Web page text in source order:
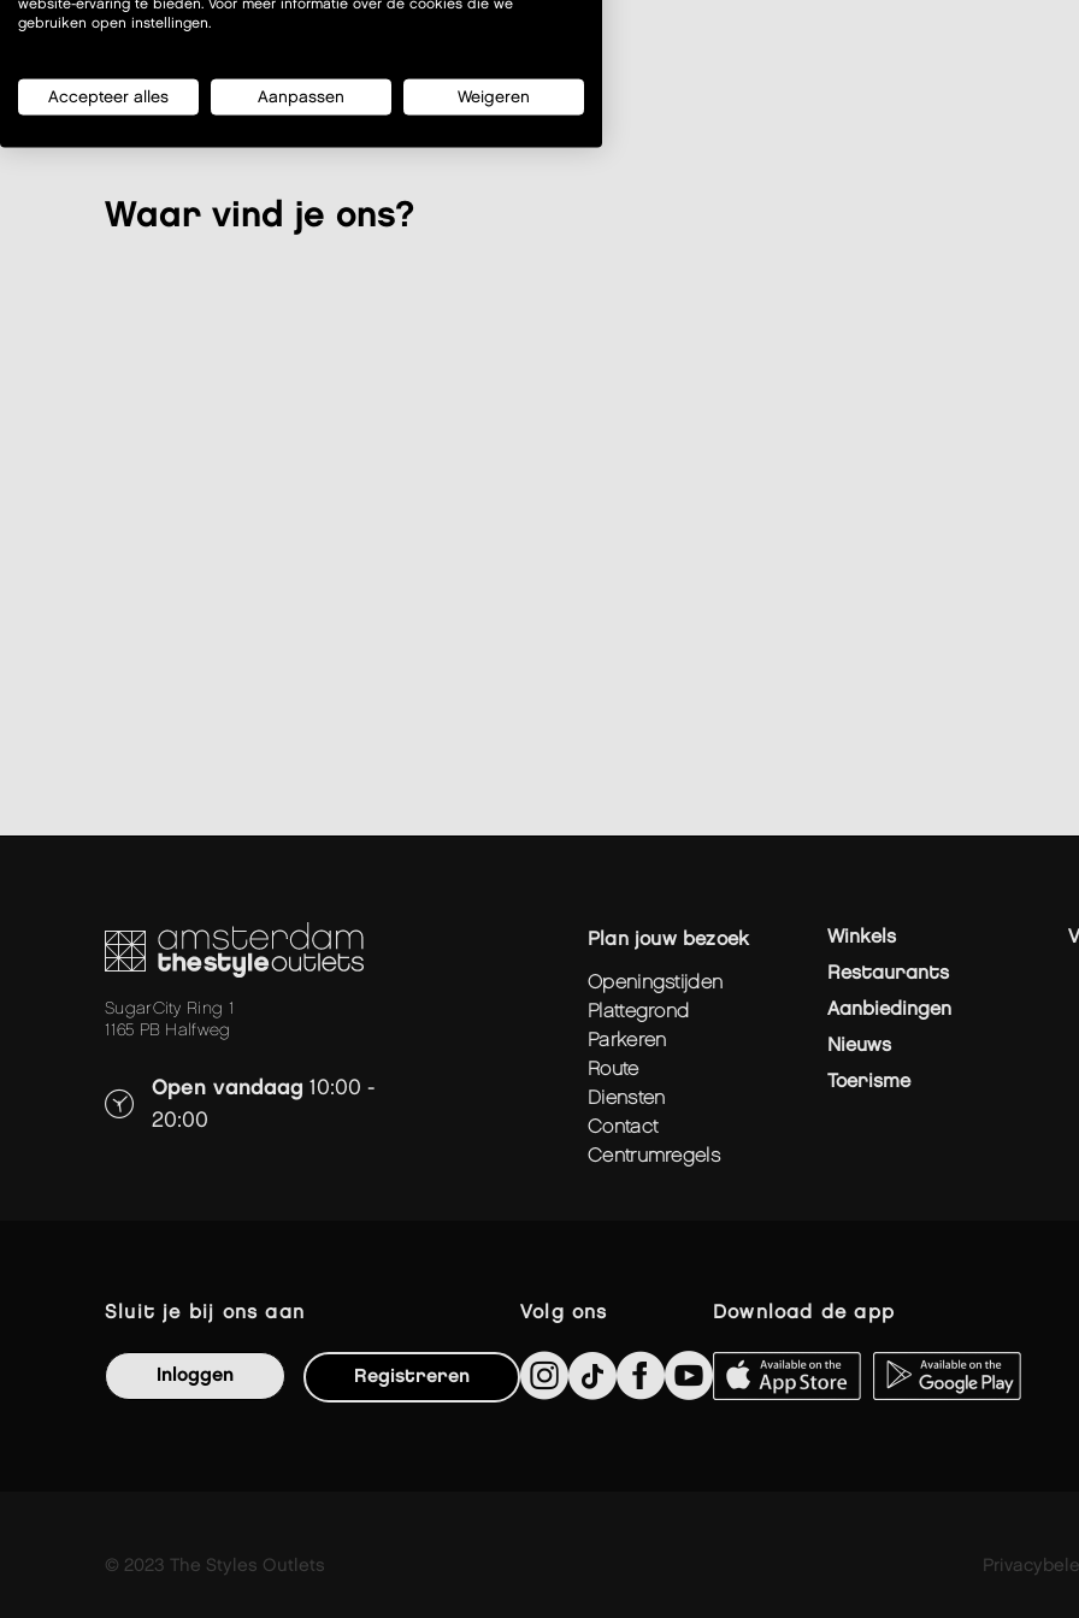
Waar vind je ons?
SugarCity Ring 1
1165 PB Halfweg
Open vandaag 10:00 -
20:00
plan jouw bezoek
openingstijden
plattegrond
parkeren
route
diensten
contact
centrumregels
Winkels
Restaurants
Aanbiedingen
Nieuws
Toerisme
sluit je bij ons aan
Inloggen Registreren
volg ons download de app
© 2023 The Styles Outlets
website-ervaring te bieden. Voor meer informatie over de cookies die we
gebruiken open instellingen.
Accepteer alles Aanpassen Weigeren